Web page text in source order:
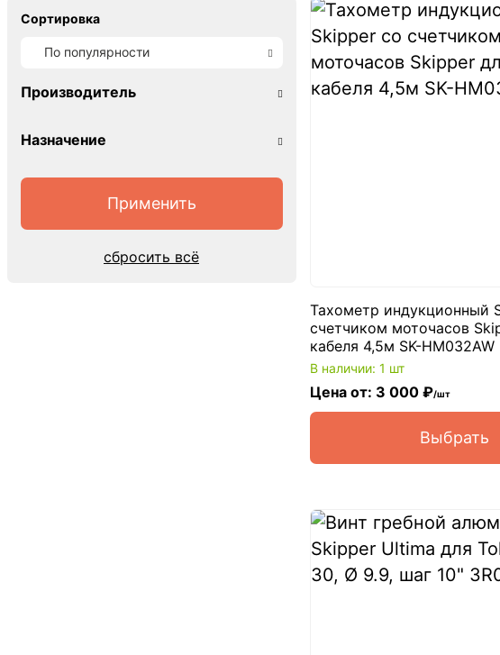
Сортировка
По популярности
Производитель
Назначение
сбросить всё
Тахометр индукционный
счетчиком моточасов
кабеля 4,5м SK-HM032AW
В наличии: 1 шт
Цена от: 3 000 ₽/шт
Выбрать